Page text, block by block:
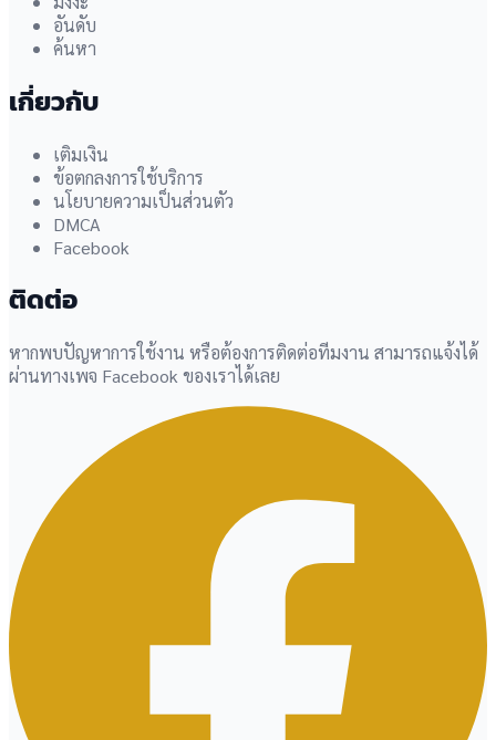
อันดับ
ค้นหา
เกี่ยวกับ
เติมเงิน
ข้อตกลงการใช้บริการ
นโยบายความเป็นส่วนตัว
DMCA
Facebook
ติดต่อ
หากพบปัญหาการใช้งาน หรือต้องการติดต่อทีมงาน สามารถแจ้งได้
ผ่านทางเพจ Facebook ของเราได้เลย